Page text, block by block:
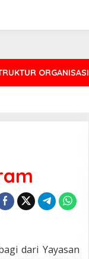
ORGANISASI
dari Yayasan